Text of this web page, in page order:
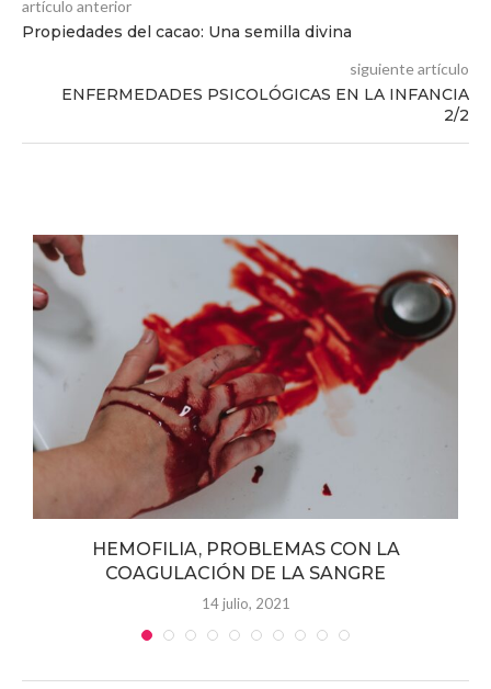
artículo anterior
Propiedades del cacao: Una semilla divina
siguiente artículo
ENFERMEDADES PSICOLÓGICAS EN LA INFANCIA
2/2
HEMOFILIA, PROBLEMAS CON LA
COAGULACIÓN DE LA SANGRE
14 julio, 2021